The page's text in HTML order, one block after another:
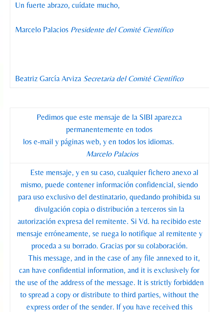
Un fuerte abrazo, cuídate mucho,
Marcelo Palacios Presidente del Comité Científico
Beatriz García Arviza Secretaria del Comité Científico
Pedimos que este mensaje de la SIBI aparezca
permanentemente en todos
los e-mail y páginas web, y en todos los idiomas.
Marcelo Palacios
Este mensaje, y en su caso, cualquier fichero anexo al
mismo, puede contener información confidencial, siendo
para uso exclusivo del destinatario, quedando prohibida su
divulgación copia o distribución a terceros sin la
autorización expresa del remitente. Si Vd. ha recibido este
mensaje erróneamente, se ruega lo notifique al remitente y
proceda a su borrado. Gracias por su colaboración.
This message, and in the case of any file annexed to it,
can have confidential information, and it is exclusively for
the use of the address of the message. It is strictly forbidden
to spread a copy or distribute to third parties, without the
express order of the sender. If you have received this